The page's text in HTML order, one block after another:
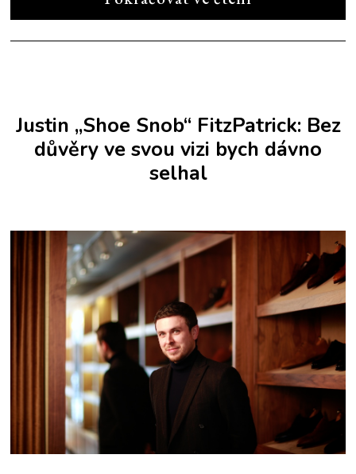
Justin „Shoe Snob“ FitzPatrick: Bez
důvěry ve svou vizi bych dávno
selhal